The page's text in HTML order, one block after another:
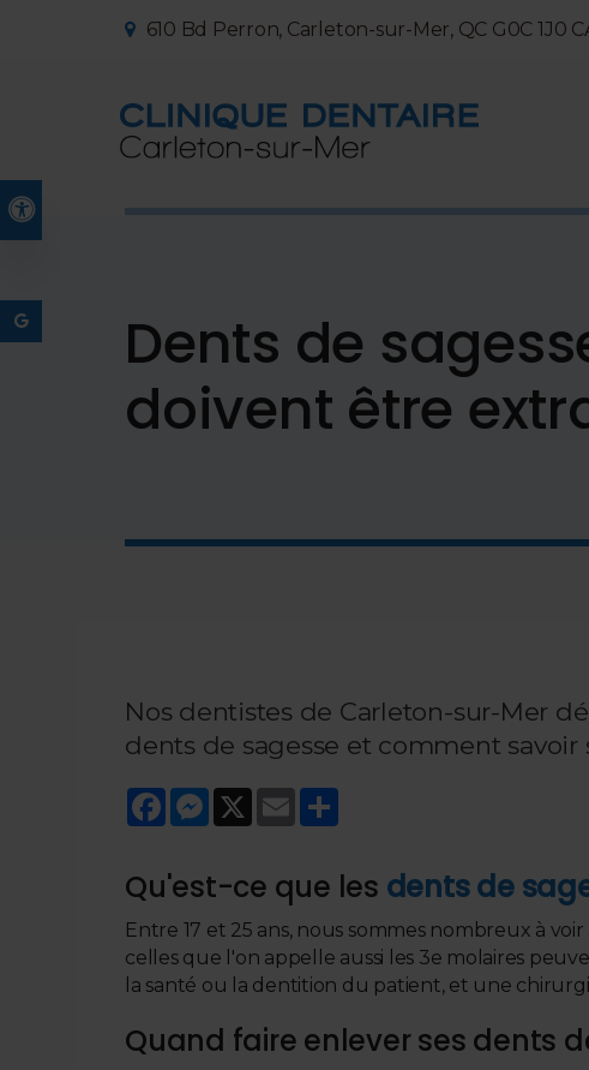
Version accessible
610 Bd Perron Carleton-sur-Mer QC G0C 1J0
Dents de
doivent être
Nos dentistes de Carleton-sur-Mer
dents de sagesse et comment savoir
FacebookMessenger
X Email
Qu'est-ce que les dents de
Entre 17 et 25 ans, nous sommes nombreux à
celles que l'on appelle aussi les 3e molaires
la santé ou la dentition du patient, et une
Quand faire enlever ses dents